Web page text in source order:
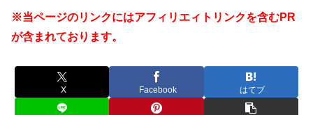
※当ページのリンクにはアフィリエィトリンクを含むPR
が含まれております。
X Facebook はてブ